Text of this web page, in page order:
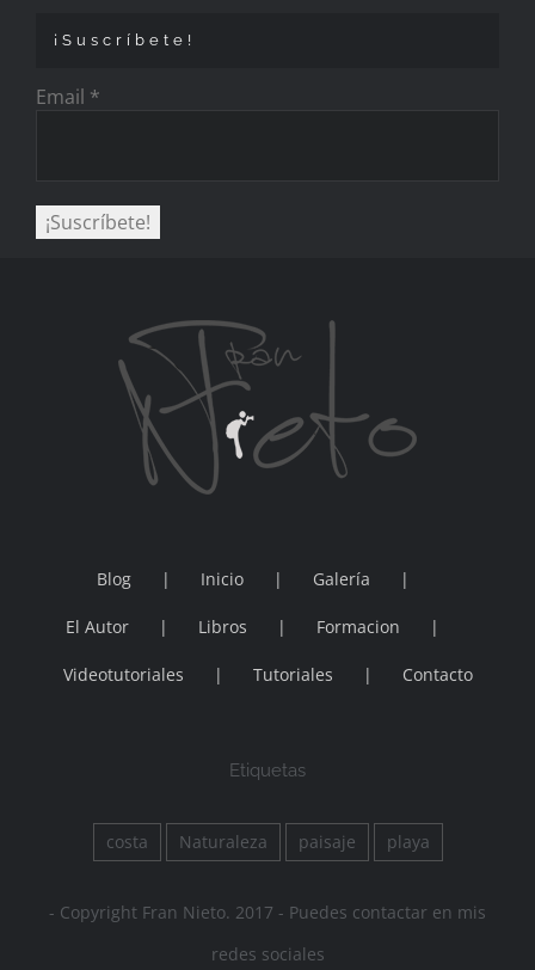
¡Suscríbete!
Email *
Blog Inicio Galería
El Autor Libros Formacion
Videotutoriales Tutoriales Contacto
Etiquetas
costa Naturaleza paisaje playa
- Copyright Fran Nieto. 2017 - Puedes contactar en mis
redes sociales